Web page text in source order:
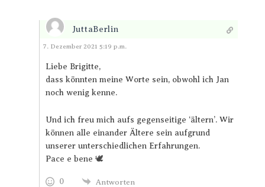
JuttaBerlin
Antworten
7. Dezember 2021 5:19 p.m.
Liebe Brigitte,
dass könnten meine Worte sein, obwohl ich Jan
noch wenig kenne.
Und ich freu mich aufs gegenseitige ‘ältern’. Wir
können alle einander Ältere sein aufgrund
unserer unterschiedlichen Erfahrungen.
Pace e bene 🕊️
0 Antworten